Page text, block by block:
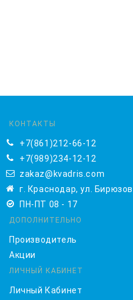
КОНТАКТЫ
+7(861)212-66-12
+7(989)234-12-12
zakaz@kvadris.com
г. Краснодар, ул.
ПН-ПТ 08 - 17
ДОПОЛНИТЕЛЬНО
Производитель
Акции
ЛИЧНЫЙ КАБИНЕТ
Личный Кабинет